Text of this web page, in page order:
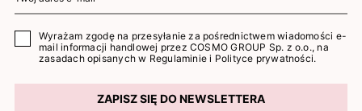
Wyrażam zgodę na przesyłanie za pośrednictwem wiadomości e-
mail informacji handlowej przez COSMO GROUP Sp. z o.o., na
zasadach opisanych w Regulaminie i Polityce prywatności.
ZAPISZ SIĘ DO NEWSLETTERA